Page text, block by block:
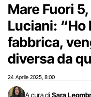
Mare Fuori
Luciani: “Ho
fabbrica,
diversa da
24 Aprile 2025 8:00
A cura di Sara